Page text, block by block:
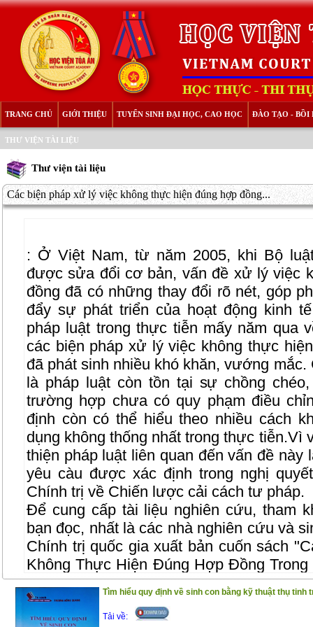
TRANG CHỦ GIỚI THIỆU TUYỂN SINH ĐẠI HỌC, CAO HỌC ĐÀO TẠO - BỒI
THƯ VIỆN TÀI LIỆU
Thư viện tài liệu
Các biện pháp xử lý việc không thực hiện đúng hợp đồng...
: Ở Việt Nam, từ năm 2005, khi Bộ
được sửa đổi cơ bản, vấn đề xử lý việc
đồng đã có những thay đổi rõ nét, góp
đẩy sự phát triển của hoạt động kinh
pháp luật trong thực tiễn mấy năm qua
các biện pháp xử lý việc không thực
đã phát sinh nhiều khó khăn, vướng mắc.
là pháp luật còn tồn tại sự chồng
trường hợp chưa có quy phạm điều
định còn có thể hiểu theo nhiều cách
dụng không thống nhất trong thực tiễn.Vì
thiện pháp luật liên quan đến vấn đề này
yêu càu được xác định trong nghị
Chính trị về Chiến lược cải cách tư pháp.
Để cung cấp tài liệu nghiên cứu, tham
bạn đọc, nhất là các nhà nghiên cứu và
Chính trị quốc gia xuất bản cuốn sách "
Không Thực Hiện Đúng Hợp Đồng Trong
TS. Đỗ Văn Đại. Nội dung của cuốn
từ kết quả nghiên cứu của đề tài khoa
cuốn sách được trình bày một cách có
Tìm hiểu quy định về sinh con bằng kỹ thuật thụ tinh
Tải về: